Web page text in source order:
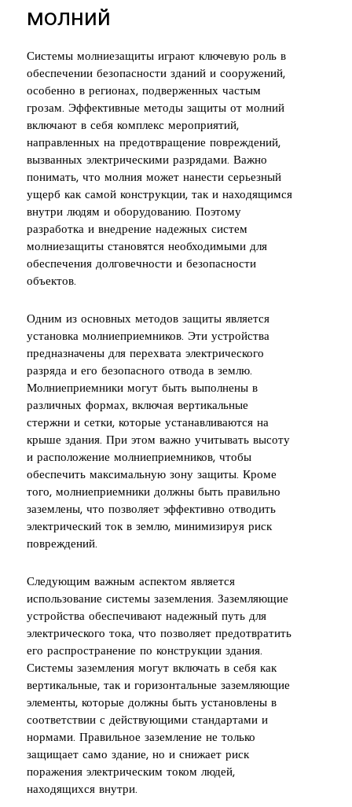
молний
Системы молниезащиты играют ключевую роль в
обеспечении безопасности зданий и сооружений,
особенно в регионах, подверженных частым
грозам. Эффективные методы защиты от молний
включают в себя комплекс мероприятий,
направленных на предотвращение повреждений,
вызванных электрическими разрядами. Важно
понимать, что молния может нанести серьезный
ущерб как самой конструкции, так и находящимся
внутри людям и оборудованию. Поэтому
разработка и внедрение надежных систем
молниезащиты становятся необходимыми для
обеспечения долговечности и безопасности
объектов.
Одним из основных методов защиты является
установка молниеприемников. Эти устройства
предназначены для перехвата электрического
разряда и его безопасного отвода в землю.
Молниеприемники могут быть выполнены в
различных формах, включая вертикальные
стержни и сетки, которые устанавливаются на
крыше здания. При этом важно учитывать высоту
и расположение молниеприемников, чтобы
обеспечить максимальную зону защиты. Кроме
того, молниеприемники должны быть правильно
заземлены, что позволяет эффективно отводить
электрический ток в землю, минимизируя риск
повреждений.
Следующим важным аспектом является
использование системы заземления. Заземляющие
устройства обеспечивают надежный путь для
электрического тока, что позволяет предотвратить
его распространение по конструкции здания.
Системы заземления могут включать в себя как
вертикальные, так и горизонтальные заземляющие
элементы, которые должны быть установлены в
соответствии с действующими стандартами и
нормами. Правильное заземление не только
защищает само здание, но и снижает риск
поражения электрическим током людей,
находящихся внутри.